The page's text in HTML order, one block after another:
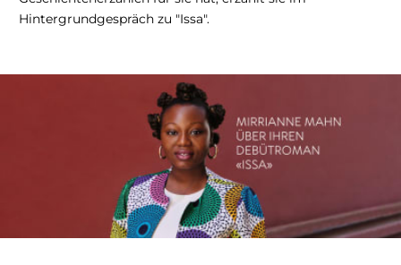
Hintergrundgespräch zu "Issa".